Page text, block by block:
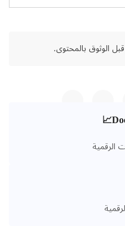
بالمحتوى.